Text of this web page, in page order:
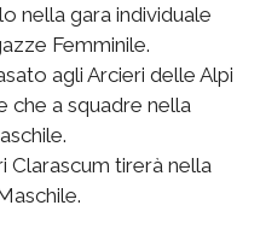
nella gara individuale
Femminile.
agli Arcieri delle Alpi
che a squadre nella
Clarascum tirerà nella